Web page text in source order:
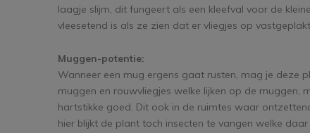
laagje slijm, dit fungeert als een kleefval voor de
vleesetend is als ze zien dat er vliegjes op
Muggen-potentie:
Wanneer een mug ergens gaat rusten, mag je deze
muggen en rouwvliegjes welke lijken op de muggen,
hartstikke goed. Dit ook in de ruimtes waar
hier blijkt de plant toch insecten te vangen welke daar